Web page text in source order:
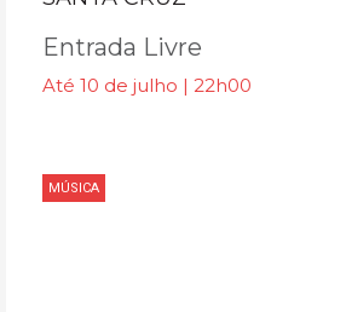
Entrada Livre
Até 10 de julho | 22h00
MÚSICA